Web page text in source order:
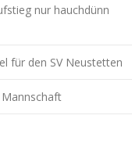
nur hauchdünn
für den SV Neustetten